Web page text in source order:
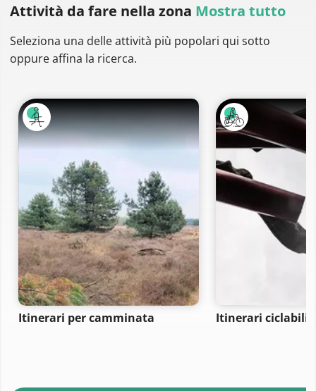
Attività da fare nella zona Mostra tutto
Seleziona una delle attività più popolari qui sotto
oppure affina la ricerca.
Itinerari per camminata Itinerari ciclabili